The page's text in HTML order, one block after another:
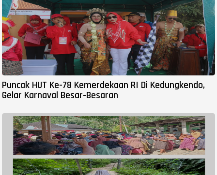
Puncak HUT Ke-78 Kemerdekaan RI Di Kedungkendo,
Gelar Karnaval Besar-Besaran